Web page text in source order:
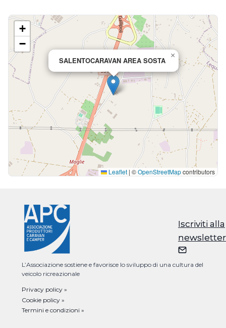
Iscriviti alla
newsletter
SALENTOCARAVAN AREA SOSTA
×
+
−
Leaflet | ©OpenStreetMapcontributors
L’Associazione sostiene e favorisce lo sviluppo di una cultura del
veicolo ricreazionale
Privacy policy »
Cookie policy »
Termini e condizioni »
Iscriviti alla
newsletter